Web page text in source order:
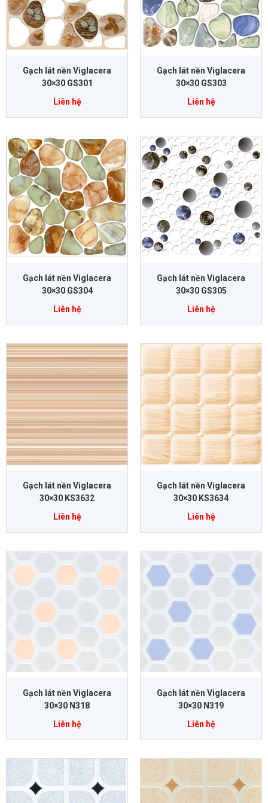
Gạch lát nền Viglacera
30×30 GS301
Liên hệ
Gạch lát nền Viglacera
30×30 GS303
Liên hệ
Gạch lát nền Viglacera
30×30 GS304
Liên hệ
Gạch lát nền Viglacera
30×30 GS305
Liên hệ
Gạch lát nền Viglacera
30×30 KS3632
Liên hệ
Gạch lát nền Viglacera
30×30 KS3634
Liên hệ
Gạch lát nền Viglacera
30×30 N318
Liên hệ
Gạch lát nền Viglacera
30×30 N319
Liên hệ